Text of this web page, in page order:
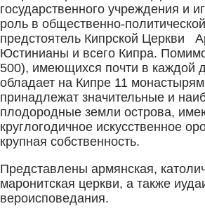
государственного учреждения и
роль в общественно-
предстоятель Кипрской Церкви
Юстинианы и всего Кипра.
500), имеющихся почти в каждой
обладает на Кипре 11
принадлежат значительные и
плодородные земли острова,
круглогодичное искусственное
крупная собственность.
Представлены армянская,
маронитская церкви, а также
вероисповедания.